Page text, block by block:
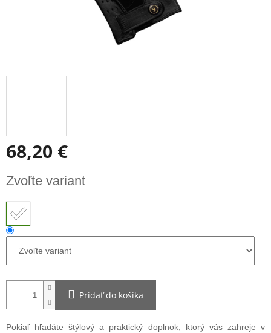
68,20 €
cena:
Zvoľte variant
Pridať do košíka
Pokiaľ hľadáte štýlový a praktický doplnok, ktorý vás zahreje v